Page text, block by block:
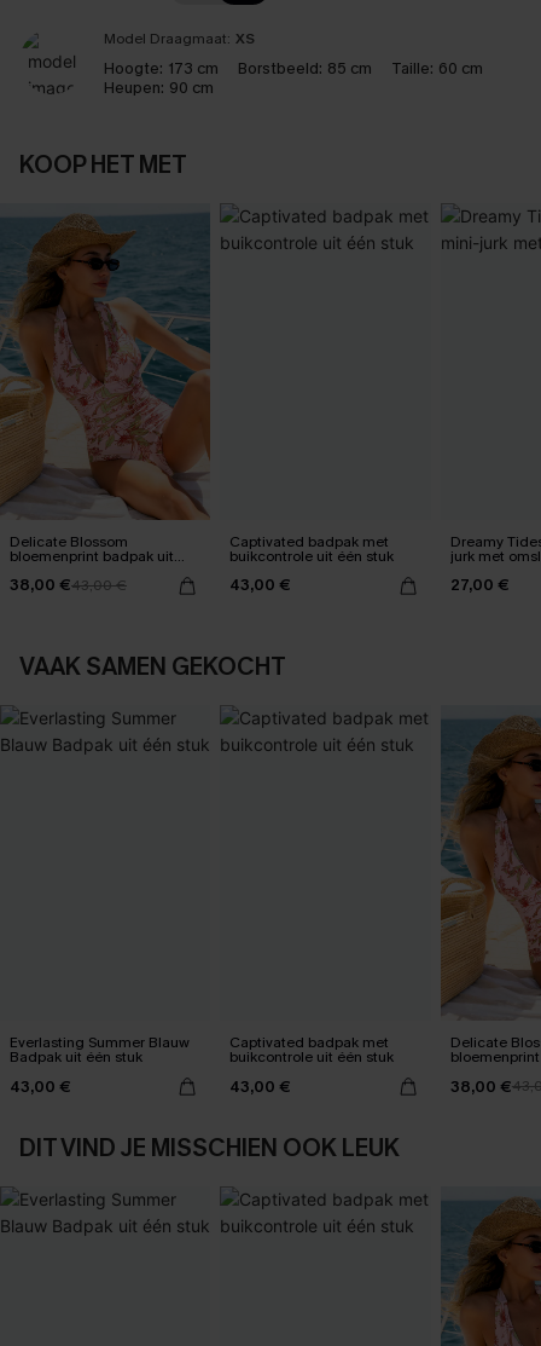
Model Draagmaat: XS
Hoogte: 173 cm Borstbeeld: 85 cm Taille: 60 cm
Heupen: 90 cm
KOOP HET MET
Delicate Blossom
bloemenprint badpak uit
38,00 €43,00 €
Captivated badpak met
buikcontrole uit één stuk
43,00 €
Dreamy
jurk met
27,00 €
VAAK SAMEN GEKOCHT
Everlasting Summer Blauw
Badpak uit één stuk
43,00 €
Captivated badpak met
buikcontrole uit één stuk
43,00 €
Delicate
38,00 €
DIT VIND JE MISSCHIEN OOK LEUK